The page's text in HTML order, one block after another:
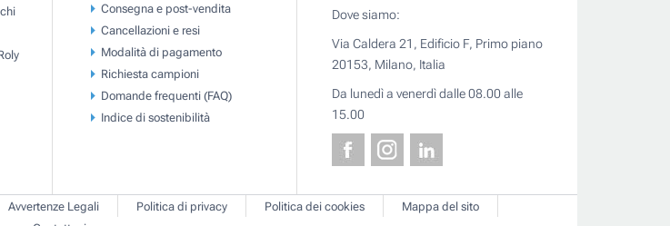
Consegna e post-vendita
Cancellazioni e resi
Modalità di pagamento
Richiesta campioni
Domande frequenti (FAQ)
Indice di sostenibilità
Dove siamo:
Via Caldera 21, Edificio F, Primo piano
20153, Milano, Italia
Da lunedì a venerdì dalle 08.00 alle
15.00
Avvertenze Legali Politica di privacy Politica dei cookies
Mappa del sito